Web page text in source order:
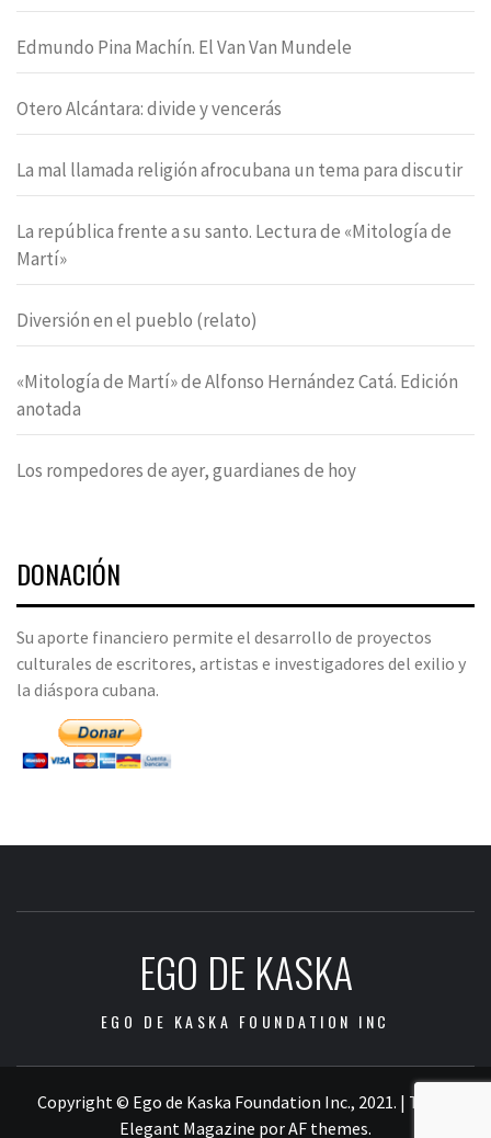
Edmundo Pina Machín. El Van Van Mundele
Otero Alcántara: divide y vencerás
La mal llamada religión afrocubana un tema para discutir
La república frente a su santo. Lectura de «Mitología de
Martí»
Diversión en el pueblo (relato)
«Mitología de Martí» de Alfonso Hernández Catá. Edición
anotada
Los rompedores de ayer, guardianes de hoy
DONACIÓN
Su aporte financiero permite el desarrollo de proyectos
culturales de escritores, artistas e investigadores del exilio y
la diáspora cubana.
EGO DE KASKA
EGO DE KASKA FOUNDATION INC
Copyright © Ego de Kaska Foundation Inc., 2021. | Tema:
Elegant Magazine porAF themes.